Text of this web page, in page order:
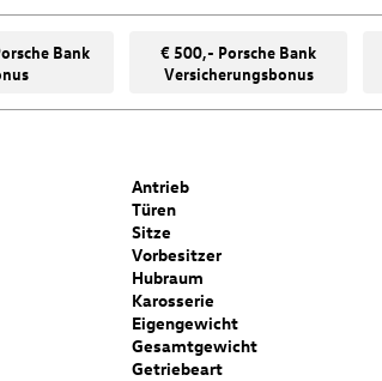
Bank
€ 500,- Porsche Bank
Versicherungsbonus
Antrieb
Türen
Sitze
Vorbesitzer
Hubraum
Karosserie
Eigengewicht
Gesamtgewicht
Getriebeart